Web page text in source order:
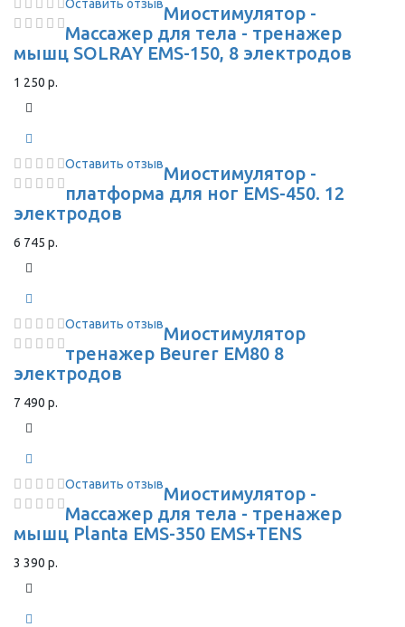
Оставить отзывМиостимулятор -
Массажер для тела - тренажер
мышц SOLRAY EMS-150, 8 электродов
1 250 р.
Оставить отзывМиостимулятор -
платформа для ног EMS-450. 12
электродов
6 745 р.
Оставить отзывМиостимулятор
тренажер Beurer EM80 8
электродов
7 490 р.
Оставить отзывМиостимулятор -
Массажер для тела - тренажер
мышц Planta EMS-350 EMS+TENS
3 390 р.